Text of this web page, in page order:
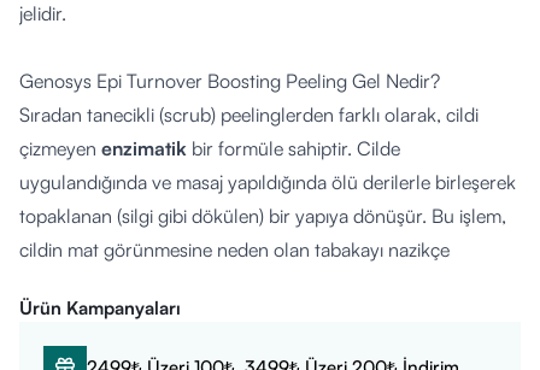
jelidir.
Genosys Epi Turnover Boosting Peeling Gel Nedir?
Sıradan tanecikli (scrub) peelinglerden farklı olarak, cildi
çizmeyen enzimatik bir formüle sahiptir. Cilde
uygulandığında ve masaj yapıldığında ölü derilerle birleşerek
topaklanan (silgi gibi dökülen) bir yapıya dönüşür. Bu işlem,
cildin mat görünmesine neden olan tabakayı nazikçe
hazırlar. İsmindeki "Turnover", cildin hücresel yenilenme
hızını destekleme özelliğinden gelir.
Ürün Kampanyaları